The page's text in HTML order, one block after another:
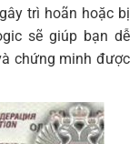
trì hoãn hoặc bị
sẽ giúp bạn dễ
chứng minh được